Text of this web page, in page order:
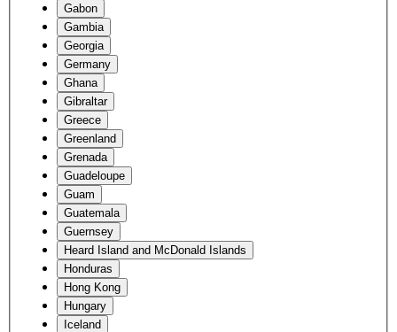
Gabon
Gambia
Georgia
Germany
Ghana
Gibraltar
Greece
Greenland
Grenada
Guadeloupe
Guam
Guatemala
Guernsey
Heard Island and McDonald Islands
Honduras
Hong Kong
Hungary
Iceland